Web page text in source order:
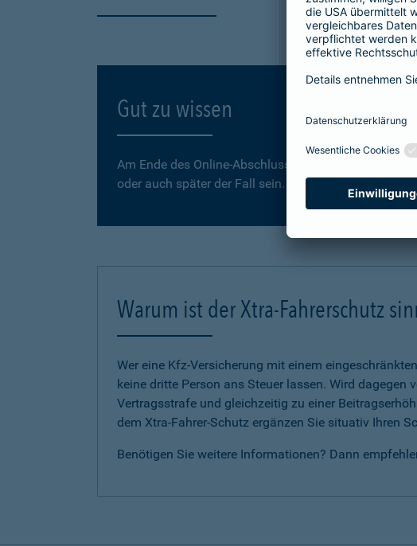
Gut zu wissen
Am Ende des Online-Abschlusses können Sie
oder auch später der Fall sein.
Warum ist der Xtra-Fahrerschutz
Wer eine Kfz-Versicherung mit einem
keine dritte Person ans Steuer lassen. Wird
Vertragsstrafe und gleichzeitig zu einer
dem Xtra-Fahrer-Schutz ergänzen Sie situativ Ihren
Benötigen Sie weitere Informationen? Dann